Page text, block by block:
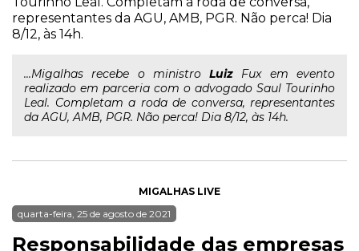
representantes da AGU, AMB, PGR. Não perca! Dia
8/12, às 14h.
...Migalhas recebe o ministroLuiz Fux em evento
realizado em parceria com o advogado Saul Tourinho
Leal. Completam a roda de conversa, representantes
da AGU, AMB, PGR. Não perca! Dia 8/12, às 14h.
MIGALHAS LIVE
quarta-feira, 25 de agosto de 2021
Responsabilidade das empresas